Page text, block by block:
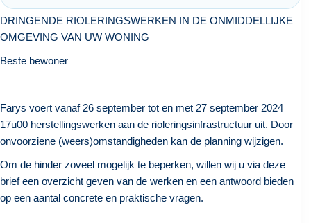
n
h
o
g
a
a
DRINGENDE RIOLERINGSWERKEN IN DE ONMIDDELLIJKE
OMGEVING VAN UW WONING
Beste bewoner
Farys voert vanaf 26 september tot en met 27 september 2024
17u00 herstellingswerken aan de rioleringsinfrastructuur uit. Door
onvoorziene (weers)omstandigheden kan de planning wijzigen.
Om de hinder zoveel mogelijk te beperken, willen wij u via deze
brief een overzicht geven van de werken en een antwoord bieden
op een aantal concrete en praktische vragen.